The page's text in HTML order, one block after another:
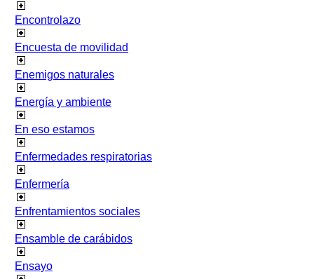
Encontrolazo
Encuesta de movilidad
Enemigos naturales
Energía y ambiente
En eso estamos
Enfermedades respiratorias
Enfermería
Enfrentamientos sociales
Ensamble de carábidos
Ensayo